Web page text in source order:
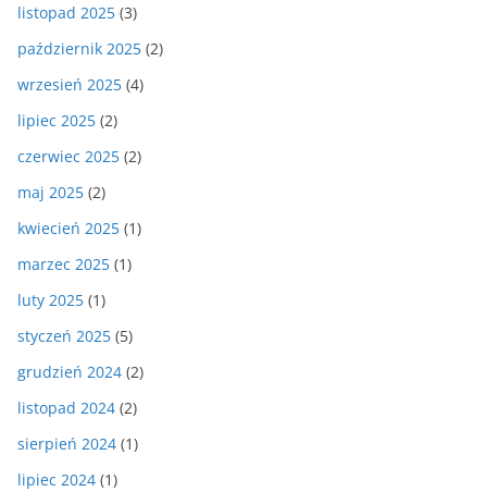
listopad 2025 (3)
październik 2025 (2)
wrzesień 2025 (4)
lipiec 2025 (2)
czerwiec 2025 (2)
maj 2025 (2)
kwiecień 2025 (1)
marzec 2025 (1)
luty 2025 (1)
styczeń 2025 (5)
grudzień 2024 (2)
listopad 2024 (2)
sierpień 2024 (1)
lipiec 2024 (1)